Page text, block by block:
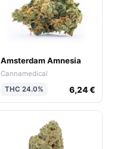
Amsterdam Amnesia
Cannamedical
THC 24.0%
6,24 €